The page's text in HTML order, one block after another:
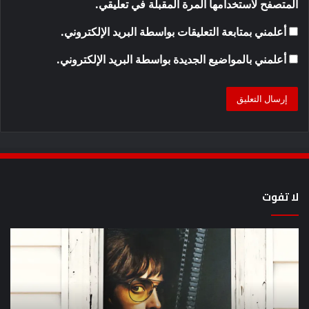
المتصفح لاستخدامها المرة المقبلة في تعليقي.
أعلمني بمتابعة التعليقات بواسطة البريد الإلكتروني.
أعلمني بالمواضيع الجديدة بواسطة البريد الإلكتروني.
لا تفوت
الذي